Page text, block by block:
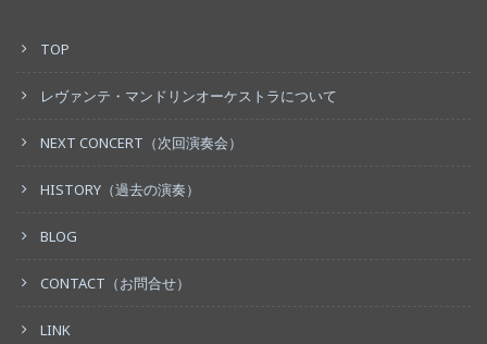
TOP
レヴァンテ・マンドリンオーケストラについて
NEXT CONCERT（次回演奏会）
HISTORY（過去の演奏）
BLOG
CONTACT（お問合せ）
LINK